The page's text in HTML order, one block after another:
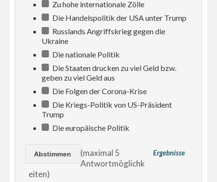
Zu hohe internationale Zölle
Die Handelspolitik der USA unter Trump
Russlands Angriffskrieg gegen die
Ukraine
Die nationale Politik
Die Staaten drucken zu viel Geld bzw.
geben zu viel Geld aus
Die Folgen der Corona-Krise
Die Kriegs-Politik von US-Präsident
Trump
Die europäische Politik
Ergebnisse
(maximal 5
Antwortmöglichk
eiten)